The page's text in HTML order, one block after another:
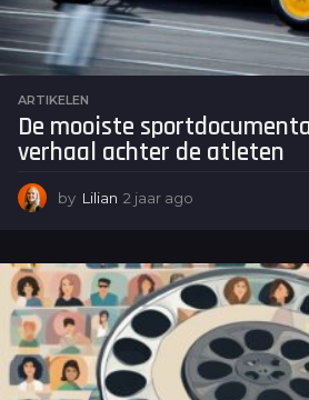
ARTIKELEN
De mooiste
verhaal achter de atleten
by Lilian 2 jaar ago
a
r
a
o